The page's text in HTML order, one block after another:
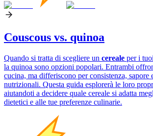
Couscous vs. quinoa
Quando si tratta di scegliere un cereale per i
la quinoa sono opzioni popolari. Entrambi
cucina, ma differiscono per consistenza, sapore
nutrizionali. Questa guida esplorerà le loro
aiutandoti a decidere quale cereale si adatta
dietetici e alle tue preferenze culinarie.